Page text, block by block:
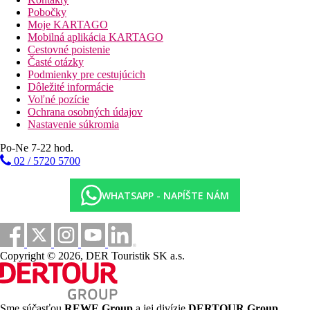
Pláž
Ležadla na pláži za poplatok
Hotel priamo pri pláži
Plážová dovolenka
bazény
Slnečníky při bazéne
Fotogaléria
Pobočky
Moje KARTAGO
Mobilná aplikácia KARTAGO
Cestovné poistenie
Časté otázky
Podmienky pre cestujúcich
Dôležité informácie
Voľné pozície
Ochrana osobných údajov
Nastavenie súkromia
Po-Ne 7-22 hod.
02 / 5720 5700
WHATSAPP - NAPÍŠTE NÁM
Copyright © 2026, DER Touristik SK a.s.